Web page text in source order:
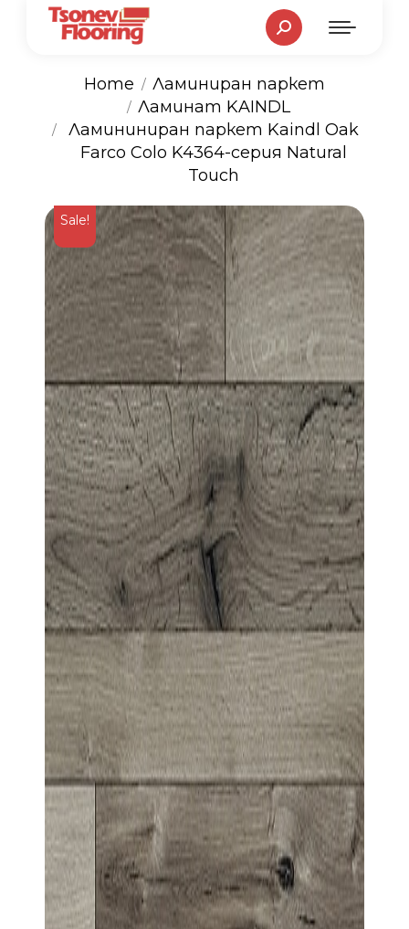
Search:
You are here:
Home
Ламиниран паркет
Ламинат KAINDL
Ламининиран паркет Kaindl Oak
Farco Colo K4364-серия Natural
Touch
Sale!